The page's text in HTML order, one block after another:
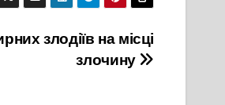
злодіїв на місці
злочину